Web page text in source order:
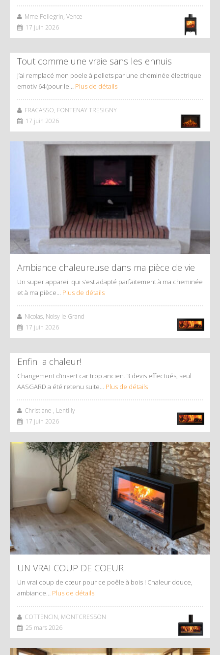
Mme Pellegrin, Vence
17 juin 2026
Tout comme une vraie sans les ennuis
J’ai remplacé mon poele à pellets par une cheminée électrique
emotiv 64 (pour le… Plus de détails
FRACASSO, FONTENAY TRESIGNY
17 juin 2026
Ambiance chaleureuse dans ma pièce de vie
Un super appareil qui s’est adapté parfaitement à ma cheminée
et à ma pièce… Plus de détails
Nicolas, Noisy le Grand
17 juin 2026
Enfin la chaleur!
Changement d’insert car trop ancien. 3 devis effectués, seul
AASGARD a été retenu suite… Plus de détails
Christiane , Lentilly
17 juin 2026
UN VRAI COUP DE COEUR
Un vrai coup de cœur pour ce poêle à bois ! Chaleur douce,
ambiance… Plus de détails
COTTENCIN, MONTCRESSON
25 mars 2026